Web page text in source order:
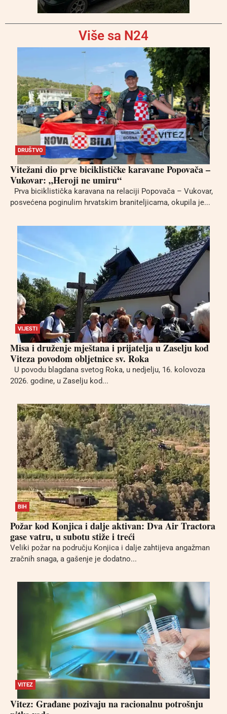
Više sa N24
DRUŠTVO
Vitežani dio prve biciklističke karavane Popovača –
Vukovar: „Heroji ne umiru“
Prva biciklistička karavana na relaciji Popovača – Vukovar,
posvećena poginulim hrvatskim braniteljicama, okupila je...
VIJESTI
Misa i druženje mještana i prijatelja u Zaselju kod
Viteza povodom obljetnice sv. Roka
U povodu blagdana svetog Roka, u nedjelju, 16. kolovoza
2026. godine, u Zaselju kod...
BIH
Požar kod Konjica i dalje aktivan: Dva Air Tractora
gase vatru, u subotu stiže i treći
Veliki požar na području Konjica i dalje zahtijeva angažman
zračnih snaga, a gašenje je dodatno...
VITEZ
Vitez: Građane pozivaju na racionalnu potrošnju